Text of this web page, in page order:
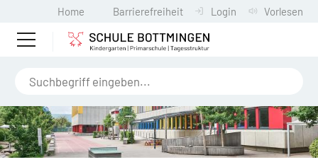
Home Barrierefreiheit Login Vorlesen